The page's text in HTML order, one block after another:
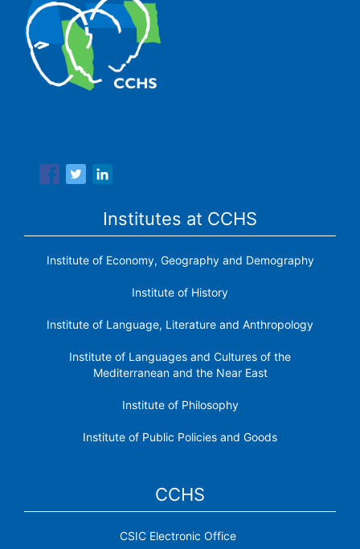
Institutes at CCHS
Institute of Economy, Geography and Demography
Institute of History
Institute of Language, Literature and Anthropology
Institute of Languages ​​and Cultures of the
Mediterranean and the Near East
Institute of Philosophy
Institute of Public Policies and Goods
CCHS
CSIC Electronic Office